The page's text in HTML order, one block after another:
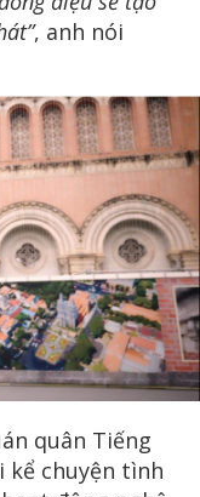
, anh nói
quân Tiếng
kể chuyện tình